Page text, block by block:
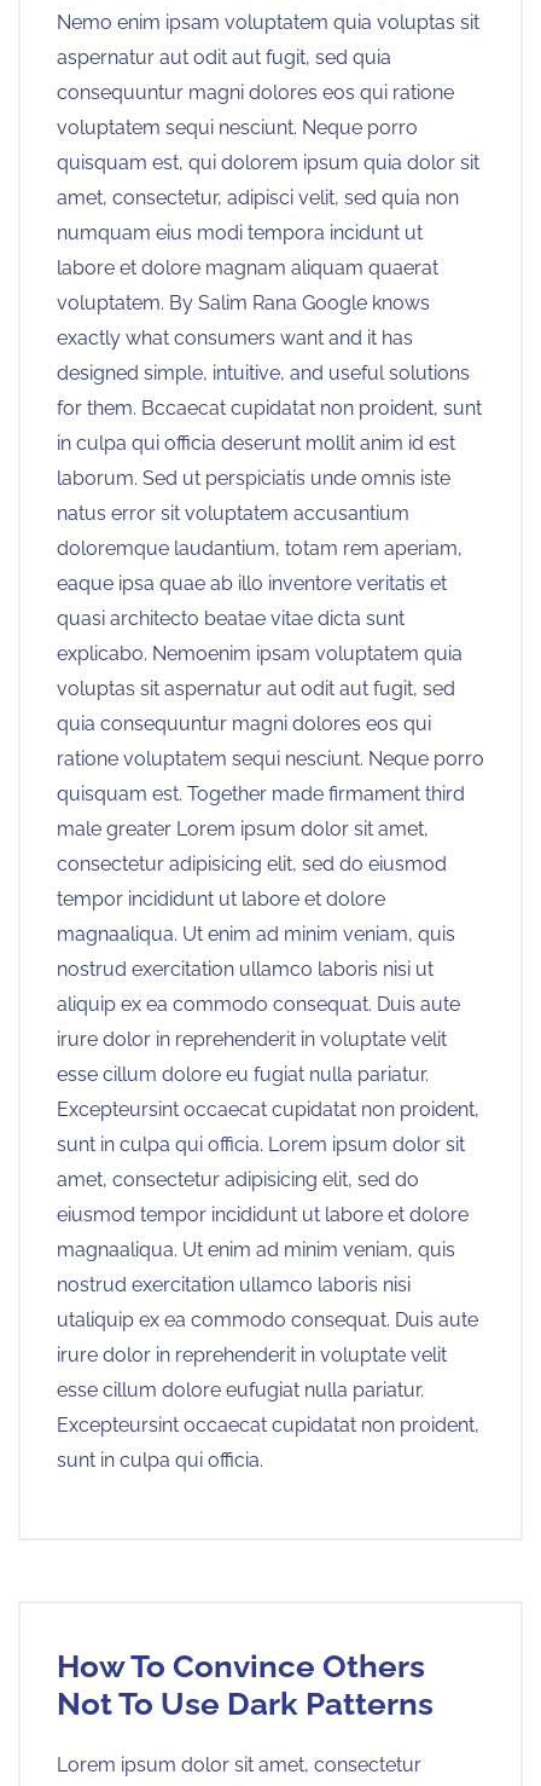
Nemo enim ipsam voluptatem quia voluptas sit
aspernatur aut odit aut fugit, sed quia
consequuntur magni dolores eos qui ratione
voluptatem sequi nesciunt. Neque porro
quisquam est, qui dolorem ipsum quia dolor sit
amet, consectetur, adipisci velit, sed quia non
numquam eius modi tempora incidunt ut
labore et dolore magnam aliquam quaerat
voluptatem. By Salim Rana Google knows
exactly what consumers want and it has
designed simple, intuitive, and useful solutions
for them. Bccaecat cupidatat non proident, sunt
in culpa qui officia deserunt mollit anim id est
laborum. Sed ut perspiciatis unde omnis iste
natus error sit voluptatem accusantium
doloremque laudantium, totam rem aperiam,
eaque ipsa quae ab illo inventore veritatis et
quasi architecto beatae vitae dicta sunt
explicabo. Nemoenim ipsam voluptatem quia
voluptas sit aspernatur aut odit aut fugit, sed
quia consequuntur magni dolores eos qui
ratione voluptatem sequi nesciunt. Neque porro
quisquam est. Together made firmament third
male greater Lorem ipsum dolor sit amet,
consectetur adipisicing elit, sed do eiusmod
tempor incididunt ut labore et dolore
magnaaliqua. Ut enim ad minim veniam, quis
nostrud exercitation ullamco laboris nisi ut
aliquip ex ea commodo consequat. Duis aute
irure dolor in reprehenderit in voluptate velit
esse cillum dolore eu fugiat nulla pariatur.
Excepteursint occaecat cupidatat non proident,
sunt in culpa qui officia. Lorem ipsum dolor sit
amet, consectetur adipisicing elit, sed do
eiusmod tempor incididunt ut labore et dolore
magnaaliqua. Ut enim ad minim veniam, quis
nostrud exercitation ullamco laboris nisi
utaliquip ex ea commodo consequat. Duis aute
irure dolor in reprehenderit in voluptate velit
esse cillum dolore eufugiat nulla pariatur.
Excepteursint occaecat cupidatat non proident,
sunt in culpa qui officia.
How To Convince Others
Not To Use Dark Patterns
Lorem ipsum dolor sit amet, consectetur